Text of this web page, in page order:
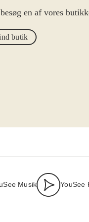
en af vores
butik
Musik YouSee